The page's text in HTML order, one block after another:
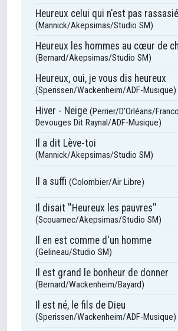
Heureux celui qui n'est pas rassasié
(Mannick/Akepsimas/Studio SM)
Heureux les hommes au cœur de
(Bernard/Akepsimas/Studio SM)
Heureux, oui, je vous dis heureux
(Sperissen/Wackenheim/ADF-Musique)
Hiver - Neige (Perrier/D'Orléans/
Devouges Dit Raynal/ADF-Musique)
Il a dit Lève-toi
(Mannick/Akepsimas/Studio SM)
Il a suffi (Colombier/Air Libre)
Il disait ''Heureux les pauvres''
(Scouarnec/Akepsimas/Studio SM)
Il en est comme d'un homme
(Gelineau/Studio SM)
Il est grand le bonheur de donner
(Bernard/Wackenheim/Bayard)
Il est né, le fils de Dieu
(Sperissen/Wackenheim/ADF-Musique)